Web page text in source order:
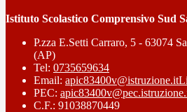
Istituto Scolastico Comprensivo Sud
P.zza E.Setti Carraro, 5 - 63074
(AP)
Tel: 0735659634
Email: apic83400v@istruzione.it
PEC:
C.F.: 91038870449